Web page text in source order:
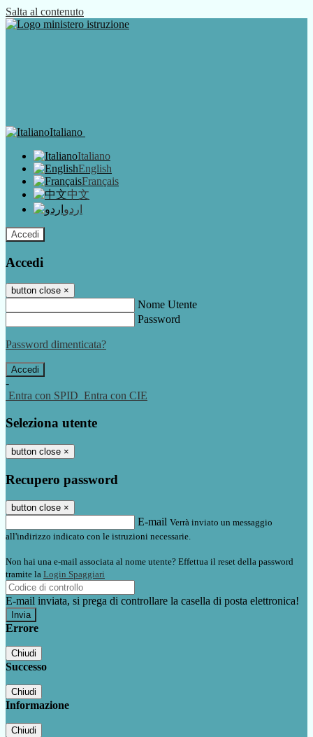
Salta al contenuto
Italiano
Italiano
English
Français
中文
اردو
Accedi
Accedi
button close ×
Nome Utente
Password
Password dimenticata?
-
Entra con SPID Entra con CIE
Seleziona utente
button close ×
Recupero password
button close ×
E-mail Verrà inviato un messaggio
all'indirizzo indicato con le istruzioni necessarie.
Non hai una e-mail associata al nome utente? Effettua il reset della password
tramite la Login Spaggiari
E-mail inviata, si prega di controllare la casella di posta elettronica!
Errore
Chiudi
Successo
Chiudi
Informazione
Chiudi